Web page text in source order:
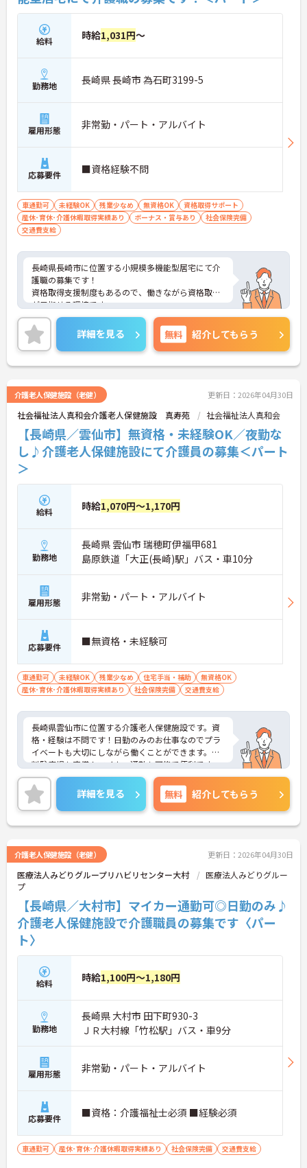
給料 時給1,031円～
勤務地 長崎県 長崎市 為石町3199-5
雇用形態 非常勤・パート・アルバイト
応募要件 ■資格経験不問
車通勤可 未経験OK 残業少なめ 無資格OK
資格取得サポート
産休･育休･介護休暇取得実績あり
ボーナス・賞与あり
社会保険完備
交通費支給
長崎県長崎市に位置する小規模多機能型居宅にて介
護職の募集です！
資格取得支援制度もあるので、働きながら資格取得
が目指せる環境です。
ご興味ある方には、面接対策ポイントなど、さらに
詳細をお話しいたしますのでお気軽にご相談くださ
い！
詳細を見る 無料 紹介してもらう
介護老人保健施設（老健） 更新日：2026年04月30日
社会福祉法人真和会介護老人保健施設 真寿苑 社会福祉法人真和会
【長崎県／雲仙市】無資格・未経験OK／夜勤な
し♪介護老人保健施設にて介護員の募集＜パート
＞
給料 時給1,070円～1,170円
勤務地
長崎県 雲仙市 瑞穂町伊福甲681
島原鉄道「大正(長崎)駅」バス・車10分
雇用形態 非常勤・パート・アルバイト
応募要件 ■無資格・未経験可
車通勤可 未経験OK 残業少なめ 住宅手当・補助
無資格OK
産休･育休･介護休暇取得実績あり
社会保険完備 交通費支給
長崎県雲仙市に位置する介護老人保健施設です。資
格・経験は不問です！日勤のみのお仕事なのでプラ
イベートも大切にしながら働くことができます。無
料駐車場も完備！マイカー通勤も可能で便利です。
ご興味をお持ちの方はお気軽にお問い合わせくださ
い。
詳細を見る 無料 紹介してもらう
介護老人保健施設（老健） 更新日：2026年04月30日
医療法人みどりグループリハビリセンター大村
医療法人みどりグルー
プ
【長崎県／大村市】マイカー通勤可◎日勤のみ♪
介護老人保健施設で介護職員の募集です〈パー
ト〉
給料 時給1,100円～1,180円
勤務地
長崎県 大村市 田下町930-3
ＪＲ大村線「竹松駅」バス・車9分
雇用形態 非常勤・パート・アルバイト
応募要件 ■資格：介護福祉士必須 ■経験必須
車通勤可 産休･育休･介護休暇取得実績あり 社会保険完備 交通費支給